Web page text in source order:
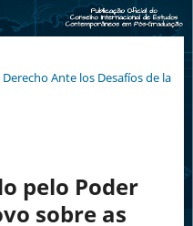
Derecho Ante los Desafíos de la
pelo Poder
sobre as